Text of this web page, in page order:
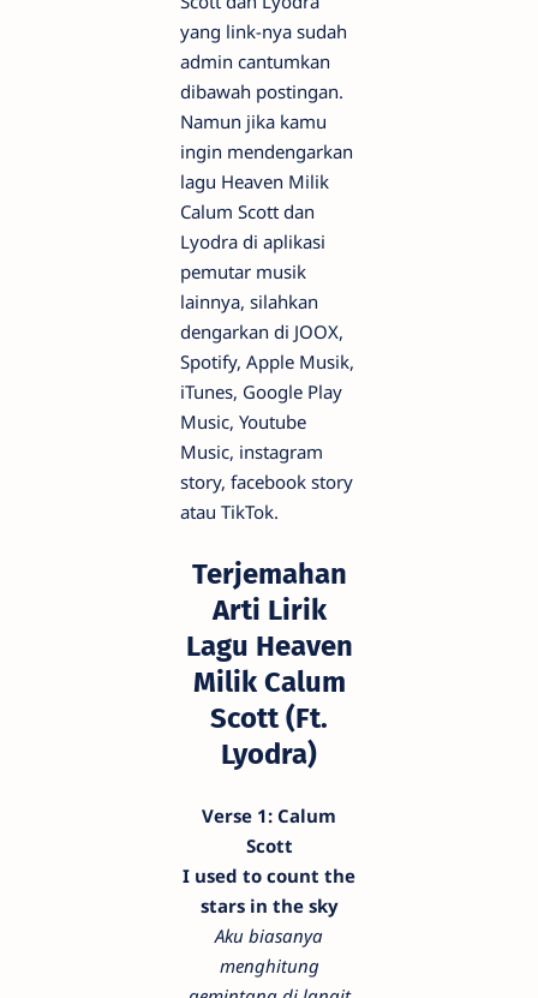
yang link-nya sudah
admin cantumkan
dibawah postingan.
Namun jika kamu
ingin mendengarkan
lagu Heaven Milik
Calum Scott dan
Lyodra di aplikasi
pemutar musik
lainnya, silahkan
dengarkan di JOOX,
Spotify, Apple Musik,
iTunes, Google Play
Music, Youtube
Music, instagram
story, facebook story
atau TikTok.
Terjemahan
Arti Lirik
Lagu Heaven
Milik Calum
Scott (Ft.
Lyodra)
Verse 1: Calum
Scott
I used to count the
stars in the sky
Aku biasanya
menghitung